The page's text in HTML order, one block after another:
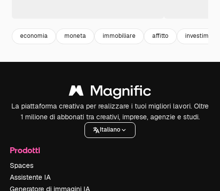
economia moneta immobiliare affitto investimenti
La piattaforma creativa per realizzare i tuoi migliori lavori. Oltre
1 milione di abbonati tra creativi, imprese, agenzie e studi.
Italiano
Prodotti
Spaces
Assistente IA
Generatore di immagini IA